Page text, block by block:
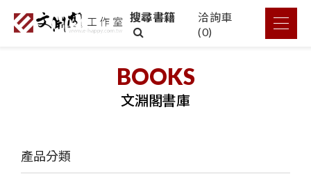
搜尋書籍
洽詢車
(0)
BOOKS
文淵閣書庫
產品分類